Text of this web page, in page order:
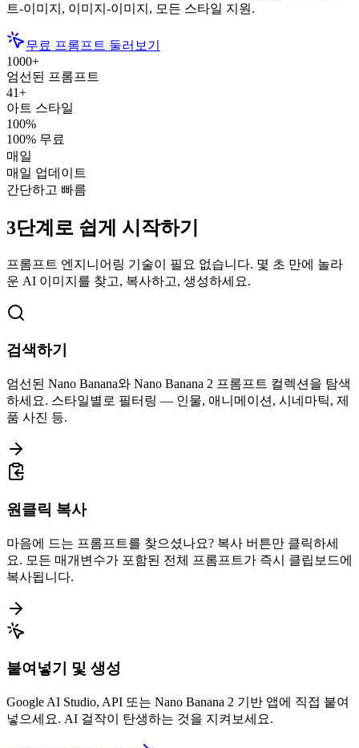
트-이미지, 이미지-이미지, 모든 스타일 지원.
무료 프롬프트 둘러보기
1000+
엄선된 프롬프트
41+
아트 스타일
100%
100% 무료
매일
매일 업데이트
간단하고 빠름
3단계로 쉽게 시작하기
프롬프트 엔지니어링 기술이 필요 없습니다. 몇 초 만에 놀라
운 AI 이미지를 찾고, 복사하고, 생성하세요.
검색하기
엄선된 Nano Banana와 Nano Banana 2 프롬프트 컬렉션을 탐색
하세요. 스타일별로 필터링 — 인물, 애니메이션, 시네마틱, 제
품 사진 등.
원클릭 복사
마음에 드는 프롬프트를 찾으셨나요? 복사 버튼만 클릭하세
요. 모든 매개변수가 포함된 전체 프롬프트가 즉시 클립보드에
복사됩니다.
붙여넣기 및 생성
Google AI Studio, API 또는 Nano Banana 2 기반 앱에 직접 붙여
넣으세요. AI 걸작이 탄생하는 것을 지켜보세요.